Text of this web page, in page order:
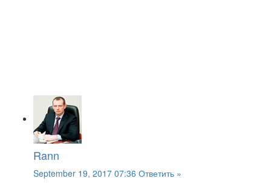
Rann
September 19, 2017 07:36 Ответить »